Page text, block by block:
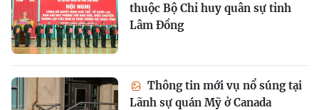
thuộc Bộ Chỉ huy quân sự tỉnh
Lâm Đồng
Thông tin mới vụ nổ súng tại
Lãnh sự quán Mỹ ở Canada